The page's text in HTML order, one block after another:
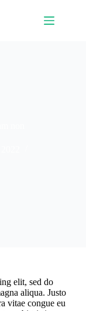
elit, sed do
aliqua. Justo
vitae congue eu